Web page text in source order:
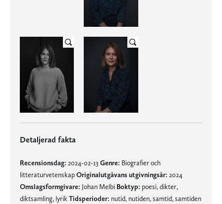
Detaljerad fakta
Recensionsdag: 2024-02-13 Genre: Biografier och
litteraturvetenskapOriginalutgåvans utgivningsår: 2024
Omslagsformgivare: Johan Melbi Boktyp: poesi, dikter,
diktsamling, lyrik Tidsperioder: nutid, nutiden, samtid, samtiden